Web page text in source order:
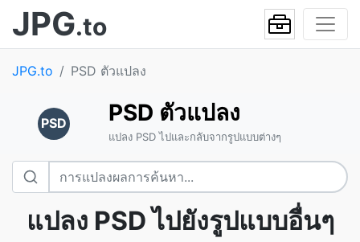
JPG.to
JPG.to PSD ตัวแปลง
PSD PSD ตัวแปลง
แปลง PSD ไปและกลับจากรูปแบบต่างๆ
แปลง PSD ไปยังรูปแบบอื่นๆ